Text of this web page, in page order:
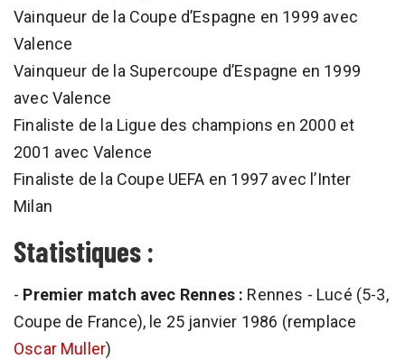
Vainqueur de la Coupe d’Espagne en 1999 avec
Valence
Vainqueur de la Supercoupe d’Espagne en 1999
avec Valence
Finaliste de la Ligue des champions en 2000 et
2001 avec Valence
Finaliste de la Coupe UEFA en 1997 avec l’Inter
Milan
Statistiques :
- Premier match avec Rennes : Rennes - Lucé (5-3,
Coupe de France), le 25 janvier 1986 (remplace
Oscar Muller)